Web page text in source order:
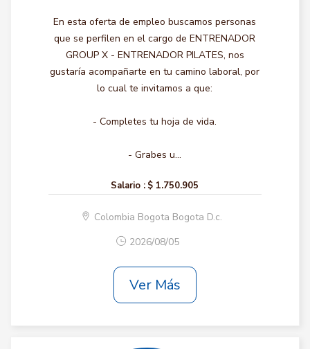
En esta oferta de empleo buscamos personas
que se perfilen en el cargo de ENTRENADOR
GROUP X - ENTRENADOR PILATES, nos
gustaría acompañarte en tu camino laboral, por
lo cual te invitamos a que:
- Completes tu hoja de vida.
- Grabes u...
Salario : $ 1.750.905
Colombia Bogota Bogota D.c.
2026/08/05
Ver Más